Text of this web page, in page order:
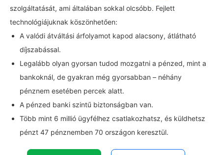
szolgáltatását, ami általában sokkal olcsóbb. Fejlett
technológiájuknak köszönhetően:
A valódi átváltási árfolyamot kapod alacsony, átlátható
díjszabással.
Legalább olyan gyorsan tudod mozgatni a pénzed, mint a
bankoknál, de gyakran még gyorsabban – néhány
pénznem esetében percek alatt.
A pénzed banki szintű biztonságban van.
Több mint 6 millió ügyfélhez csatlakozhatsz, és küldhetsz
pénzt 47 pénznemben 70 országon keresztül.